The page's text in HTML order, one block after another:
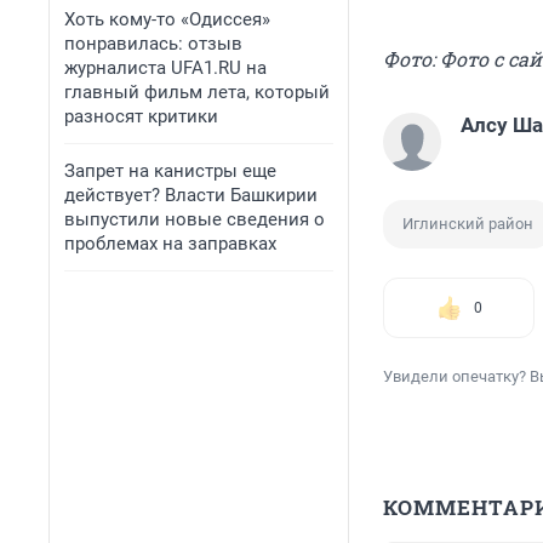
Хоть кому-то «Одиссея»
понравилась: отзыв
журналиста UFA1.RU на
главный фильм лета, который
разносят критики
Запрет на канистры еще
действует? Власти Башкирии
выпустили новые сведения о
проблемах на заправках
Фото: Фото с
Алсу
Иглинский район
0
Увидели опечатку?